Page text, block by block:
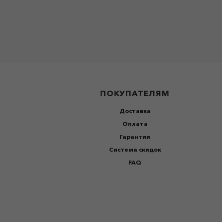
ПОКУПАТЕЛЯМ
Доставка
Оплата
Гарантии
Система скидок
FAQ